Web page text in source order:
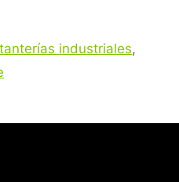
industriales,